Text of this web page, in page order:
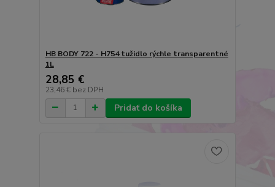
HB BODY 722 - H754 tužidlo rýchle transparentné
1L
28,85 €
23,46 € bez DPH
Pridať do košíka